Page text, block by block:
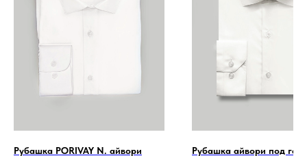
Рубашка PORIVAY N. айвори Рубашка айвори под